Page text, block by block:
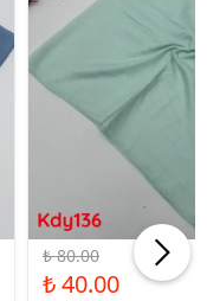
%50 İndirim
₺ 80.00
₺ 40.00